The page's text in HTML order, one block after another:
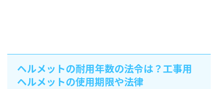
ヘルメットの耐用年数の法令は？工事用
ヘルメットの使用期限や法律